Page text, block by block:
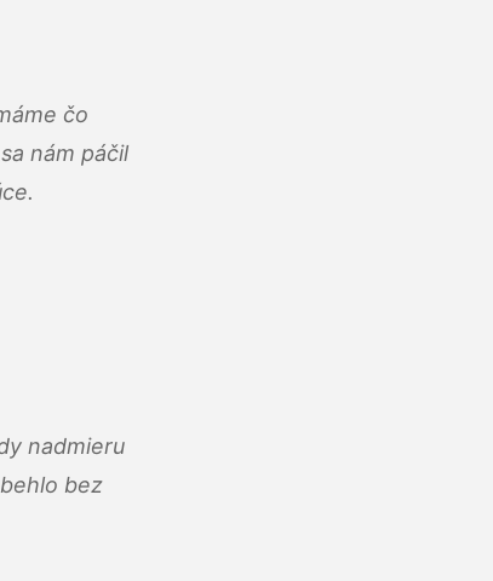
čo
nám páčil
nadmieru
bez